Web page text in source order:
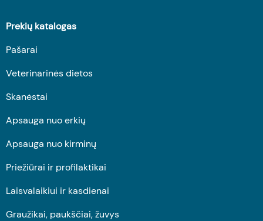
Prekių katalogas
Pašarai
Veterinarinės dietos
Skanėstai
Apsauga nuo erkių
Apsauga nuo kirminų
Priežiūrai ir profilaktikai
Laisvalaikiui ir kasdienai
Graužikai, paukščiai, žuvys